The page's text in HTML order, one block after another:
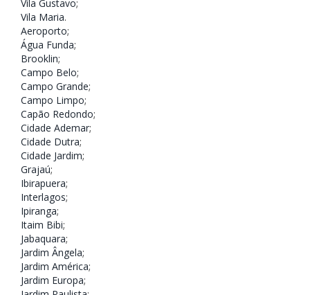
Vila Gustavo;
Vila Maria.
Aeroporto;
Água Funda;
Brooklin;
Campo Belo;
Campo Grande;
Campo Limpo;
Capão Redondo;
Cidade Ademar;
Cidade Dutra;
Cidade Jardim;
Grajaú;
Ibirapuera;
Interlagos;
Ipiranga;
Itaim Bibi;
Jabaquara;
Jardim Ângela;
Jardim América;
Jardim Europa;